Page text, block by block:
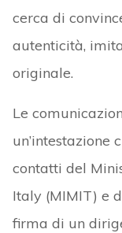
cerca di
autenticità,
originale.
Le
un’intestazione
contatti del
Italy (MIMIT) e
firma di un